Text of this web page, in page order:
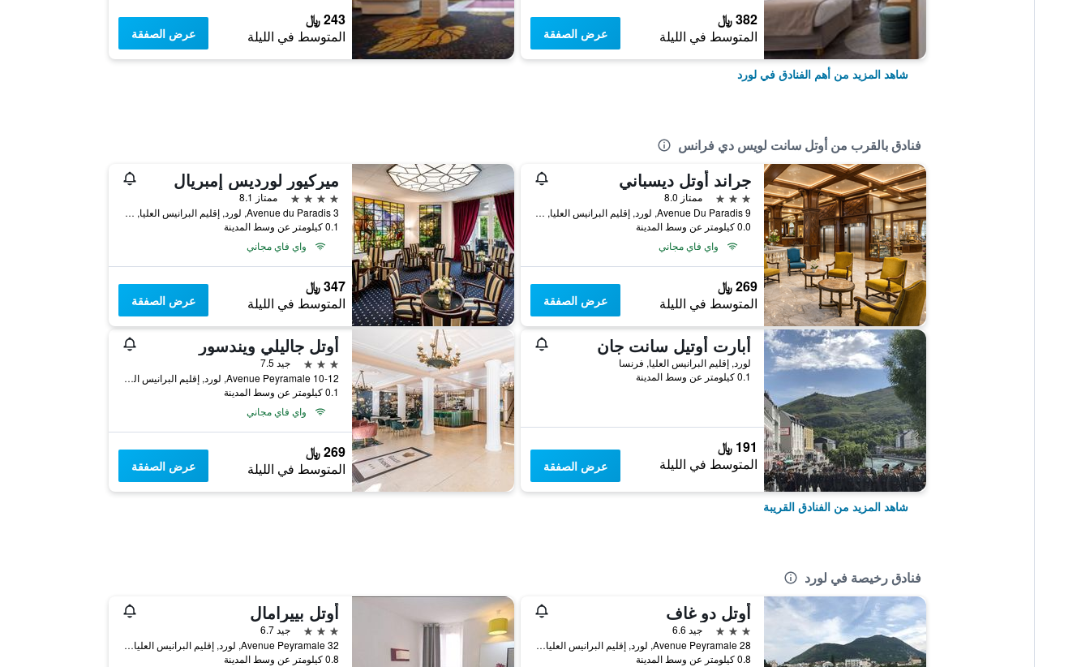
382 ﷼
المتوسط في الليلة عرض الصفقة
243 ﷼
المتوسط في الليلة عرض الصفقة
شاهد المزيد من أهم الفنادق في لورد
فنادق بالقرب من أوتل سانت لويس دي فرانس
جراند أوتل ديسباني
3 نجوم
ممتاز 8.0
9 Avenue Du Paradis, لورد, إقليم البرانيس العليا, فرنسا
0.0 كيلومتر عن وسط المدينة
واي فاي مجاني
269 ﷼
المتوسط في الليلة عرض الصفقة
ميركيور لورديس إمبريال
4 نجوم
ممتاز 8.1
3 Avenue du Paradis, لورد, إقليم البرانيس العليا, فرنسا
0.1 كيلومتر عن وسط المدينة
واي فاي مجاني
347 ﷼
المتوسط في الليلة عرض الصفقة
أبارت أوتيل سانت جان
لورد, إقليم البرانيس العليا, فرنسا
0.1 كيلومتر عن وسط المدينة
191 ﷼
المتوسط في الليلة عرض الصفقة
أوتل جاليلي ويندسور
3 نجوم
جيد 7.5
10-12 Avenue Peyramale, لورد, إقليم البرانيس العليا, فرنسا
0.1 كيلومتر عن وسط المدينة
واي فاي مجاني
269 ﷼
المتوسط في الليلة عرض الصفقة
شاهد المزيد من الفنادق القريبة
فنادق رخيصة في لورد
أوتل دو غاف
3 نجوم
جيد 6.6
28 Avenue Peyramale, لورد, إقليم البرانيس العليا, فرنسا
0.8 كيلومتر عن وسط المدينة
أوتل بييرامال
3 نجوم
جيد 6.7
32 Avenue Peyramale, لورد, إقليم البرانيس العليا, فرنسا
0.8 كيلومتر عن وسط المدينة